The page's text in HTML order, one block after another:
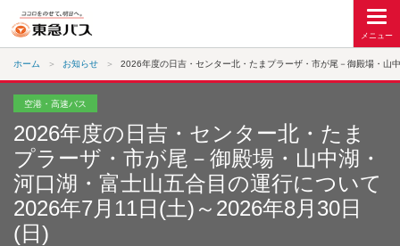
ホーム お知らせ 2026年度の日吉・センター北・たまプラーザ・市が尾－御殿場・
空港・高速バス
2026年度の日吉・センター北・たま
プラーザ・市が尾－御殿場・山中湖・
河口湖・富士山五合目の運行について
2026年7月11日(土)～2026年8月30日
(日)